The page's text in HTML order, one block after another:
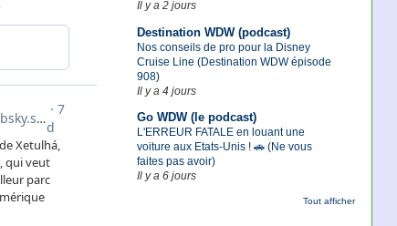
Il y a 2 jours
Destination WDW (podcast)
Nos conseils de pro pour la Disney
Cruise Line (Destination WDW épisode
908)
Il y a 4 jours
Go WDW (le podcast)
L'ERREUR FATALE en louant une
voiture aux Etats-Unis ! 🚗 (Ne vous
faites pas avoir)
Il y a 6 jours
Tout afficher